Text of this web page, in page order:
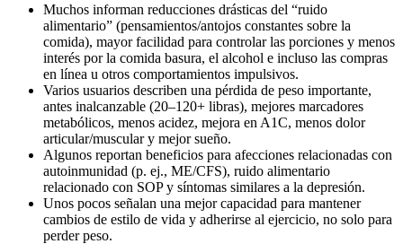
Muchos informan reducciones drásticas del “ruido
alimentario” (pensamientos/antojos constantes sobre la
comida), mayor facilidad para controlar las porciones y menos
interés por la comida basura, el alcohol e incluso las compras
en línea u otros comportamientos impulsivos.
Varios usuarios describen una pérdida de peso importante,
antes inalcanzable (20–120+ libras), mejores marcadores
metabólicos, menos acidez, mejora en A1C, menos dolor
articular/muscular y mejor sueño.
Algunos reportan beneficios para afecciones relacionadas con
autoinmunidad (p. ej., ME/CFS), ruido alimentario
relacionado con SOP y síntomas similares a la depresión.
Unos pocos señalan una mejor capacidad para mantener
cambios de estilo de vida y adherirse al ejercicio, no solo para
perder peso.